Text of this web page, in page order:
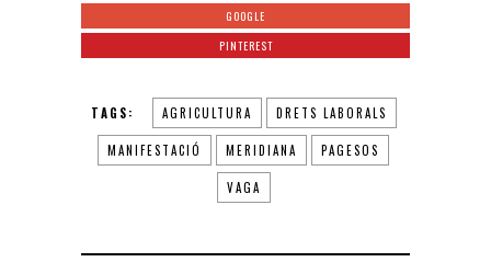
GOOGLE
PINTEREST
TAGS: AGRICULTURA DRETS LABORALS
MANIFESTACIÓ MERIDIANA PAGESOS
VAGA